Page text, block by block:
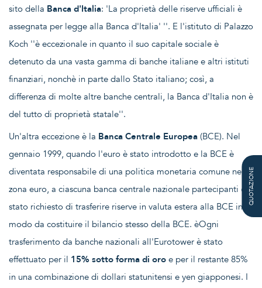
sito della Banca d'Italia: 'La proprietà delle riserve ufficiali è
assegnata per legge alla Banca d'Italia' ''. E l'istituto di Palazzo
Koch ''è eccezionale in quanto il suo capitale sociale è
detenuto da una vasta gamma di banche italiane e altri istituti
finanziari, nonchè in parte dallo Stato italiano; così, a
differenza di molte altre banche centrali, la Banca d'Italia non è
del tutto di proprietà statale''.
Un'altra eccezione è la Banca Centrale Europea (BCE). Nel
gennaio 1999, quando l'euro è stato introdotto e la BCE è
diventata responsabile di una politica monetaria comune nella
zona euro, a ciascuna banca centrale nazionale partecipanti è
stato richiesto di trasferire riserve in valuta estera alla BCE in
modo da costituire il bilancio stesso della BCE. èOgni
trasferimento da banche nazionali all'Eurotower è stato
effettuato per il 15% sotto forma di oro e per il restante 85%
in una combinazione di dollari statunitensi e yen giapponesi. I
QUOTAZIONE